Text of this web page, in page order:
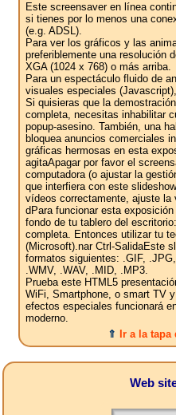
Este screensaver en línea
si tienes por lo menos una
(e.g. ADSL).
Para ver los gráficos y las
preferiblemente una resolución
XGA (1024 x 768) o más arriba.
Para un espectáculo fluido de
visuales especiales
Si quisieras que la
completa, necesitas inhabilitar
popup-asesino. También, una
bloquea anuncios comerciales
gráficas hermosas en esta
agitaApagar por favor el
computadora (o ajustar la
que interfiera con este
vídeos correctamente, ajuste la
dPara funcionar esta
fondo de tu tablero del
completa. Entonces utilizar tu
(Microsoft).nar Ctrl-SalidaEste
formatos siguientes: .GIF,
.WMV, .WAV, .MID, .MP3.
Prueba este HTML5
WiFi, Smartphone, o smart TV
efectos especiales funcionará
moderno.
⇑
Ir a la
Web